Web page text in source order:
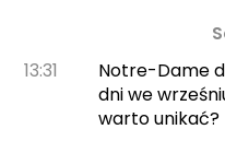
13:31
Notre-Dame
dni we
warto unikać?